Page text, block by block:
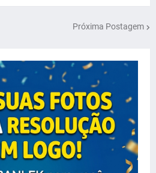
Próxima Postagem